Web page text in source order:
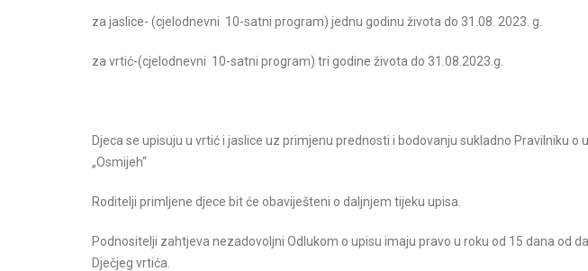
za jaslice- (cjelodnevni 10-satni program) jednu godinu života do 31.08. 2023. g.
za vrtić-(cjelodnevni 10-satni program) tri godine života do 31.08.2023.g.
Djeca se upisuju u vrtić i jaslice uz primjenu prednosti i bodovanju sukladno Pravilniku o
„Osmijeh“
Roditelji primljene djece bit će obaviješteni o daljnjem tijeku upisa.
Podnositelji zahtjeva nezadovoljni Odlukom o upisu imaju pravo u roku od 15 dana od
Dječjeg vrtića.